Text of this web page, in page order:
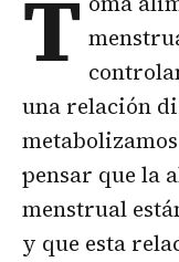
T
una relación
pensar que la
menstrual
y que esta